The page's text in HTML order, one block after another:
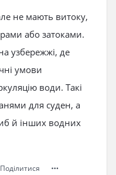
не мають витоку,
або затоками.
узбережжі, де
умови
води. Такі
для суден, а
й інших водних
Поділитися